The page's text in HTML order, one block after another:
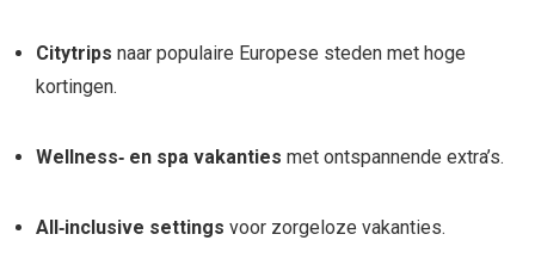
Citytrips naar populaire Europese steden met hoge
kortingen.
Wellness‑ en spa vakanties met ontspannende extra’s.
All‑inclusive settings voor zorgeloze vakanties.